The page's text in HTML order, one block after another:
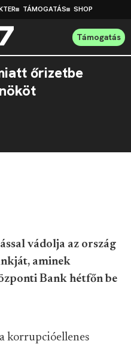
TÁMOGATÁS SHOP
Támogatás
őrizetbe
vádolja az ország
aminek
Bank hétfőn be
korrupcióellenes